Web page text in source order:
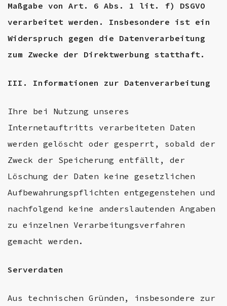
Maßgabe von Art. 6 Abs. 1 lit. f) DSGVO
verarbeitet werden. Insbesondere ist ein
Widerspruch gegen die Datenverarbeitung
zum Zwecke der Direktwerbung statthaft.
III. Informationen zur Datenverarbeitung
Ihre bei Nutzung unseres
Internetauftritts verarbeiteten Daten
werden gelöscht oder gesperrt, sobald der
Zweck der Speicherung entfällt, der
Löschung der Daten keine gesetzlichen
Aufbewahrungspflichten entgegenstehen und
nachfolgend keine anderslautenden Angaben
zu einzelnen Verarbeitungsverfahren
gemacht werden.
Serverdaten
Aus technischen Gründen, insbesondere zur